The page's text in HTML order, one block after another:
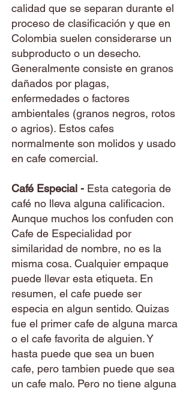
calidad que se separan durante el
proceso de clasificación y que en
Colombia suelen considerarse un
subproducto o un desecho.
Generalmente consiste en granos
dañados por plagas,
enfermedades o factores
ambientales (granos negros, rotos
o agrios). Estos cafes
normalmente son molidos y usado
en cafe comercial.
Café Especial - Esta categoria de
café no lleva alguna calificacion.
Aunque muchos los confuden con
Cafe de Especialidad por
similaridad de nombre, no es la
misma cosa. Cualquier empaque
puede llevar esta etiqueta. En
resumen, el cafe puede ser
especia en algun sentido. Quizas
fue el primer cafe de alguna marca
o el cafe favorita de alguien. Y
hasta puede que sea un buen
cafe, pero tambien puede que sea
un cafe malo. Pero no tiene alguna